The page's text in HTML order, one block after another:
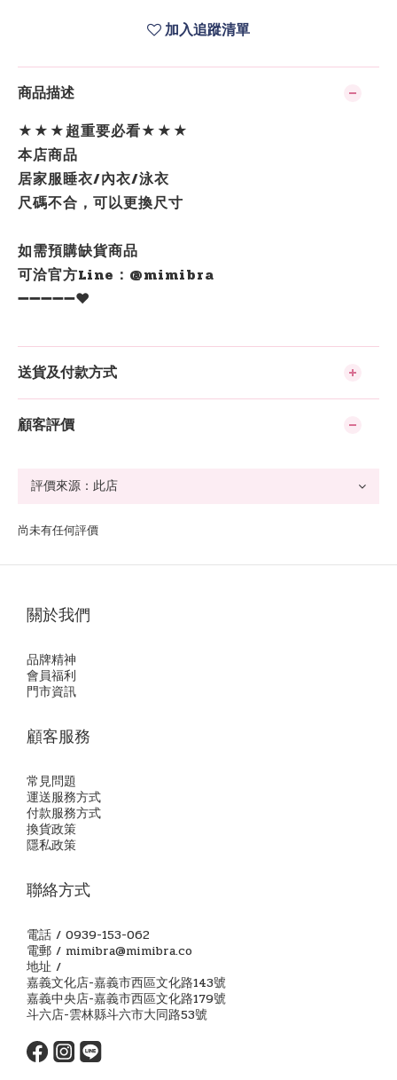
加入追蹤清單
商品描述
★★★超重要必看★★★
本店商品
居家服睡衣/內衣/泳衣
尺碼不合，可以更換尺寸
如需預購缺貨商品
可洽官方Line：@mimibra
➖➖➖➖➖❤️
送貨及付款方式
顧客評價
尚未有任何評價
關於我們
品牌精神
會員福利
門市資訊
顧客服務
常見問題
運送服務方式
付款服務方式
換貨政策
隱私政策
聯絡方式
電話 / 0939-153-062
電郵 / mimibra@mimibra.co
地址 /
嘉義文化店-嘉義市西區文化路143號
嘉義中央店-嘉義市西區文化路179號
斗六店-雲林縣斗六市大同路53號